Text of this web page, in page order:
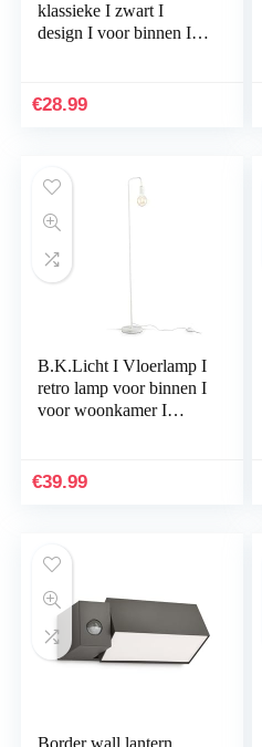
klassieke I zwart I
design I voor binnen I
bedlamp I…
€28.99
B.K.Licht I Vloerlamp I
retro lamp voor binnen I
voor woonkamer I
staande…
€39.99
Border wall lantern